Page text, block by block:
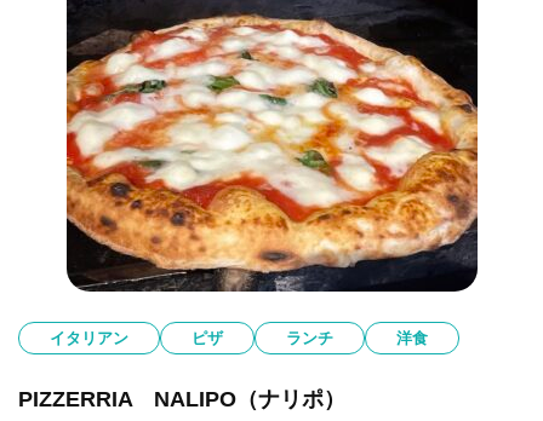
イタリアン ピザ ランチ 洋食
PIZZERRIA NALIPO（ナリポ）